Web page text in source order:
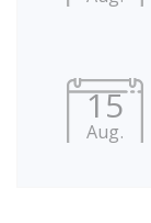
15
Aug.